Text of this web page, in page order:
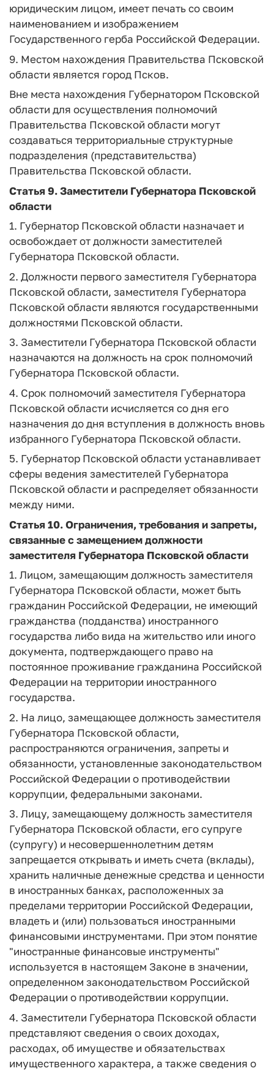
юридическим лицом, имеет печать со своим
наименованием и изображением
Государственного герба Российской Федерации.
9. Местом нахождения Правительства Псковской
области является город Псков.
Вне места нахождения Губернатором Псковской
области для осуществления полномочий
Правительства Псковской области могут
создаваться территориальные структурные
подразделения (представительства)
Правительства Псковской области.
Статья 9.Заместители Губернатора Псковской
области
1. Губернатор Псковской области назначает и
освобождает от должности заместителей
Губернатора Псковской области.
2. Должности первого заместителя Губернатора
Псковской области, заместителя Губернатора
Псковской области являются государственными
должностями Псковской области.
3. Заместители Губернатора Псковской области
назначаются на должность на срок полномочий
Губернатора Псковской области.
4. Срок полномочий заместителя Губернатора
Псковской области исчисляется со дня его
назначения до дня вступления в должность вновь
избранного Губернатора Псковской области.
5. Губернатор Псковской области устанавливает
сферы ведения заместителей Губернатора
Псковской области и распределяет обязанности
между ними.
Статья 10.Ограничения, требования и запреты,
связанные с замещением должности
заместителя Губернатора Псковской области
1. Лицом, замещающим должность заместителя
Губернатора Псковской области, может быть
гражданин Российской Федерации, не имеющий
гражданства (подданства) иностранного
государства либо вида на жительство или иного
документа, подтверждающего право на
постоянное проживание гражданина Российской
Федерации на территории иностранного
государства.
2. На лицо, замещающее должность заместителя
Губернатора Псковской области,
распространяются ограничения, запреты и
обязанности, установленные законодательством
Российской Федерации о противодействии
коррупции, федеральными законами.
3. Лицу, замещающему должность заместителя
Губернатора Псковской области, его супруге
(супругу) и несовершеннолетним детям
запрещается открывать и иметь счета (вклады),
хранить наличные денежные средства и ценности
в иностранных банках, расположенных за
пределами территории Российской Федерации,
владеть и (или) пользоваться иностранными
финансовыми инструментами. При этом понятие
"иностранные финансовые инструменты"
используется в настоящем Законе в значении,
определенном законодательством Российской
Федерации о противодействии коррупции.
4. Заместители Губернатора Псковской области
представляют сведения о своих доходах,
расходах, об имуществе и обязательствах
имущественного характера, а также сведения о